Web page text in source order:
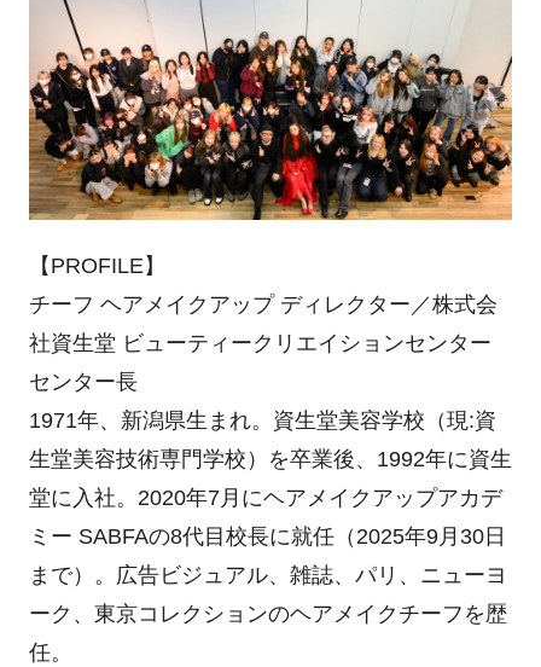
【PROFILE】
チーフ ヘアメイクアップ ディレクター／株式会
社資生堂 ビューティークリエイションセンター
センター長
1971年、新潟県生まれ。資生堂美容学校（現:資
生堂美容技術専門学校）を卒業後、1992年に資生
堂に入社。2020年7月にヘアメイクアップアカデ
ミー SABFAの8代目校長に就任（2025年9月30日
まで）。広告ビジュアル、雑誌、パリ、ニューヨ
ーク、東京コレクションのヘアメイクチーフを歴
任。